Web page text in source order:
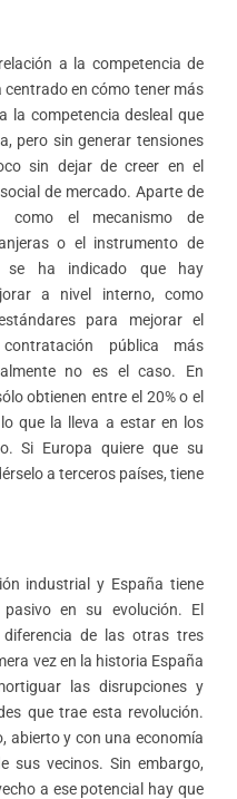
a la competencia de
centrado en cómo tener más
la competencia desleal que
pero sin generar tensiones
sin dejar de creer en el
de mercado. Aparte de
como el mecanismo de
o el instrumento de
se ha indicado que hay
a nivel interno, como
para mejorar el
pública más
no es el caso. En
obtienen entre el 20% o el
que la lleva a estar en los
Si Europa quiere que su
a terceros países, tiene
industrial y España tiene
en su evolución. El
de las otras tres
vez en la historia España
las disrupciones y
que trae esta revolución.
abierto y con una economía
sus vecinos. Sin embargo,
a ese potencial hay que